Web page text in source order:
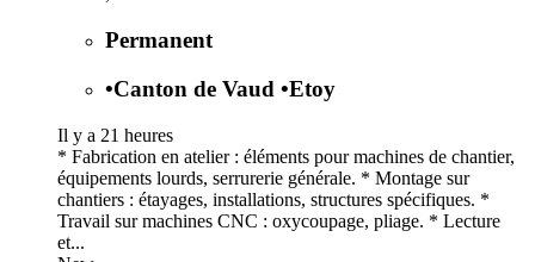
Permanent
•Canton de Vaud •Etoy
Il y a 21 heures
* Fabrication en atelier : éléments pour machines de chantier,
équipements lourds, serrurerie générale. * Montage sur
chantiers : étayages, installations, structures spécifiques. *
Travail sur machines CNC : oxycoupage, pliage. * Lecture
et...